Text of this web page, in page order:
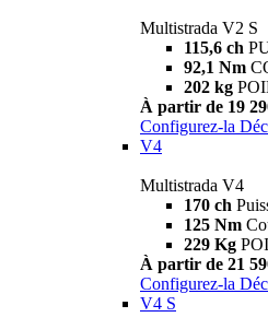
Multistrada V2 S
115,6 ch
92,1 Nm
202 kg
À partir de 19
Configurez-la
V4
Multistrada V4
170 ch
125 Nm
229 Kg
À partir de 21
Configurez-la
V4 S